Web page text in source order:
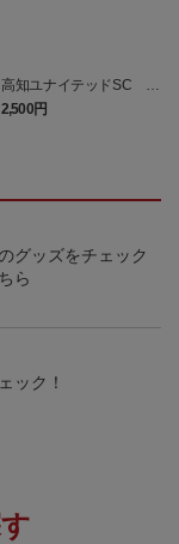
高知ユナイテッドSC マ
フィティフ タオルマフラ
ー
2,500円
グッズをチェック
ら
ック！